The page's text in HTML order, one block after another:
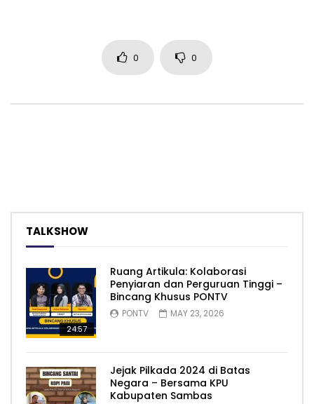
0 0
TALKSHOW
24:57
Ruang Artikula: Kolaborasi
Penyiaran dan Perguruan Tinggi –
Bincang Khusus PONTV
PONTV MAY 23, 2026
Jejak Pilkada 2024 di Batas
Negara – Bersama KPU
Kabupaten Sambas